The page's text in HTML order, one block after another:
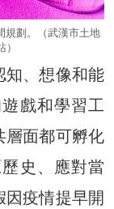
規劃。（武漢市土地
知、想像和能
戲和學習工
層面都可孵化
史、應對當
因疫情提早開